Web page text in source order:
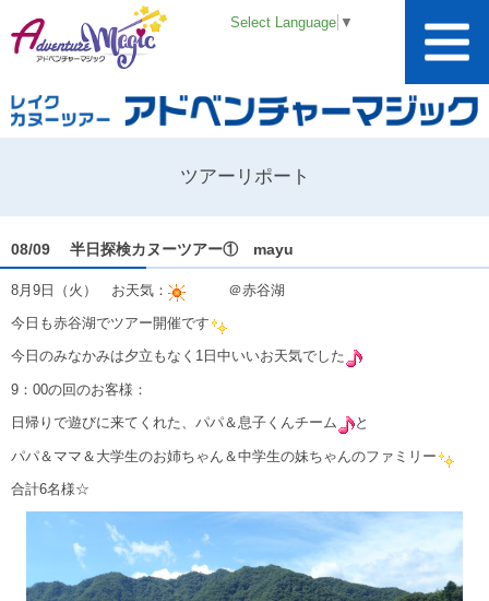
Select Language ▼
ツアーリポート
08/09 半日探検カヌーツアー① mayu
8月9日（火） お天気： ＠赤谷湖
今日も赤谷湖でツアー開催です
今日のみなかみは夕立もなく1日中いいお天気でした
9：00の回のお客様：
日帰りで遊びに来てくれた、パパ＆息子くんチーム と
パパ＆ママ＆大学生のお姉ちゃん＆中学生の妹ちゃんのファミリー
合計6名様☆